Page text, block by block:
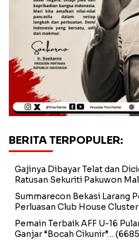
BERITA TERPOPULER:
Gajinya Dibayar Telat dan
Ratusan Sekuriti Pakuwon
Summarecon Bekasi Larang
Perluasan Club House
Pemain Terbaik AFF U-16
Ganjar “Bocah Cikunir”…